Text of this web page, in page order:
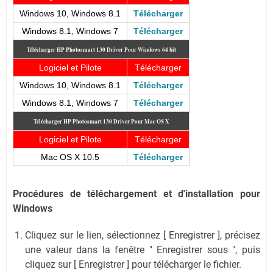
Windows 10, Windows 8.1
Télécharger
Windows 8.1, Windows 7
Télécharger
Télécharger HP Photosmart 130Driver Pour Windows 64 bit
Logiciel et Pilote
Télécharger
Windows 10, Windows 8.1
Télécharger
Windows 8.1, Windows 7
Télécharger
Télécharger HP Photosmart 130Driver Pour Mac OS X
Logiciel et Pilote
Télécharger
Mac OS X 10.5
Télécharger
Procédures de téléchargement et d'installation pour
Windows
Cliquez sur le lien, sélectionnez [ Enregistrer ], précisez
une valeur dans la fenêtre " Enregistrer sous ", puis
cliquez sur [ Enregistrer ] pour télécharger le fichier.